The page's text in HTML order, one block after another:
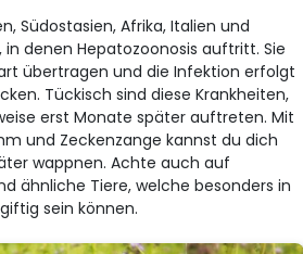
Südostasien, Afrika, Italien und
in denen Hepatozoonosis auftritt. Sie
übertragen und die Infektion erfolgt
Tückisch sind diese Krankheiten,
erst Monate später auftreten. Mit
und Zeckenzange kannst du dich
wappnen. Achte auch auf
ähnliche Tiere, welche besonders in
sein können.